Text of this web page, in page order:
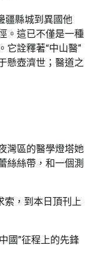
疆縣城到異國他
。這已不僅是一種
它詮釋著“中山醫”
懸壺濟世；醫道之
灣區的醫學燈塔她
絲絲帶，和一個測
索，到本日頂刊上
國”征程上的先鋒